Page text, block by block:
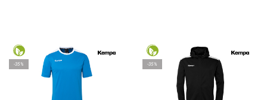
-35% -35%